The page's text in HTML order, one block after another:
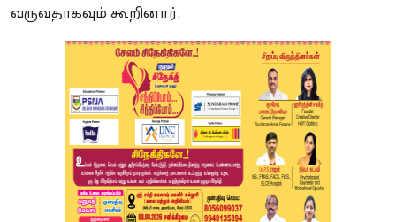
வருவதாகவும் கூறினார்.